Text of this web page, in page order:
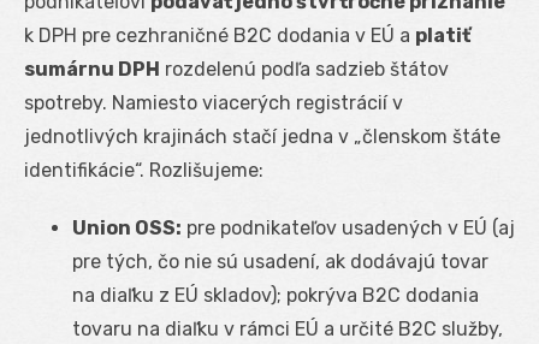
k DPH pre cezhraničné B2C dodania v EÚ a platiť
sumárnu DPH rozdelenú podľa sadzieb štátov
spotreby. Namiesto viacerých registrácií v
jednotlivých krajinách stačí jedna v „členskom štáte
identifikácie“. Rozlišujeme:
Union OSS: pre podnikateľov usadených v EÚ (aj
pre tých, čo nie sú usadení, ak dodávajú tovar
na diaľku z EÚ skladov); pokrýva B2C dodania
tovaru na diaľku v rámci EÚ a určité B2C služby,